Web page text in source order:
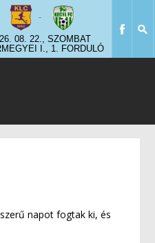
-
08. 22., SZOMBAT
I., 1. FORDULÓ
napot fogtak ki, és